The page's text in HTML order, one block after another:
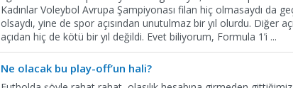
Kadınlar Voleybol Avrupa Şampiyonası filan hiç olmasaydı da
olsaydı, yine de spor açısından unutulmaz bir yıl olurdu. Diğer
açıdan hiç de kötü bir yıl değildi. Evet biliyorum, Formula 1’i ...
Ne olacak bu play-off’un hali?